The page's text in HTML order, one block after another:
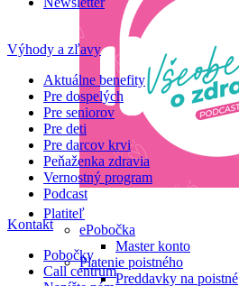
Platiteľ
ePobočka
Master konto
Platenie poistného
Preddavky na poistné
Výhody a zľavy
Aktuálne benefity
Pre dospelých
Pre seniorov
Pre deti
Pre darcov krvi
Peňaženka zdravia
Vernostný program
Podcast
Kontakt
Pobočky
Call centrum